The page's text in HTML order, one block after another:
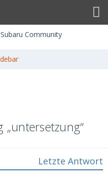
Community
Letzte Antwort